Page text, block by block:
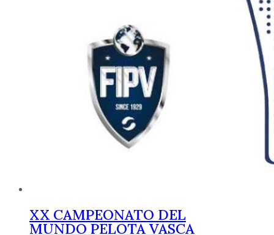
XX CAMPEONATO DEL
MUNDO PELOTA VASCA